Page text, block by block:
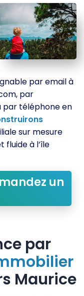
par email à
par
par téléphone en
sur mesure
fluide à l’île
un
par
Maurice